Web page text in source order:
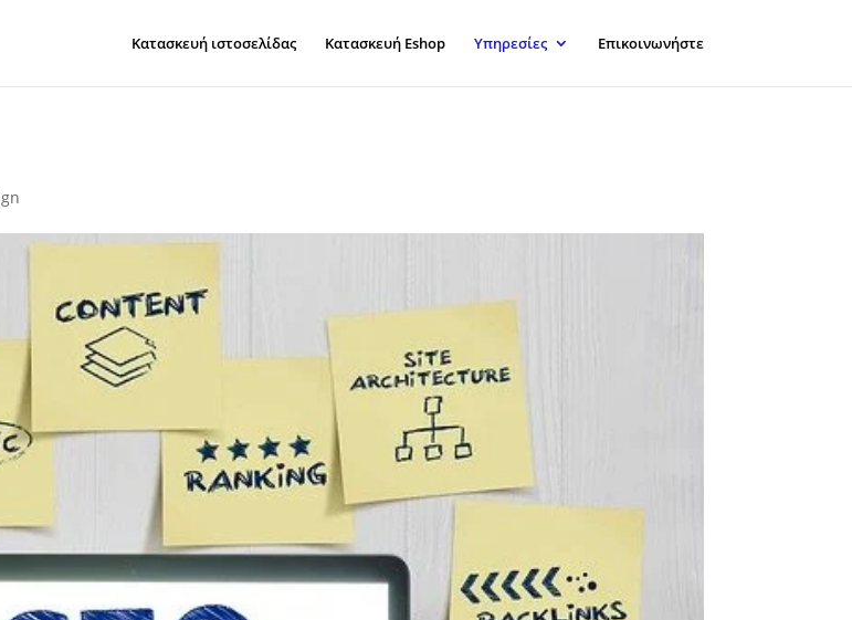
Κατασκευή ιστοσελίδας Κατασκευή Eshop Υπηρεσίες Επικοινωνήστε